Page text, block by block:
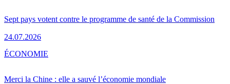
Sept pays votent contre le programme de santé de la Commission
24.07.2026
Merci la Chine : elle a sauvé l’économie mondiale
ÉCONOMIE